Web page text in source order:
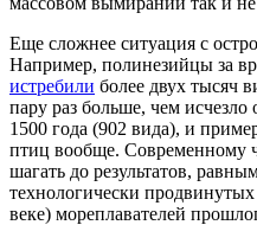
Еще сложнее ситуация с
Например, полинезийцы за
истребили более двух тысяч
пару раз больше, чем
1500 года (902 вида), и
птиц вообще. Современному
шагать до результатов,
технологически
веке) мореплавателей